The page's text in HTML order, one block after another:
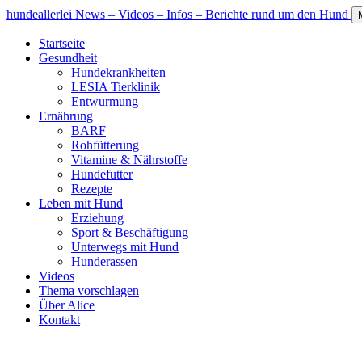
hundeallerlei News – Videos – Infos – Berichte rund um den Hund
Startseite
Gesundheit
Hundekrankheiten
LESIA Tierklinik
Entwurmung
Ernährung
BARF
Rohfütterung
Vitamine & Nährstoffe
Hundefutter
Rezepte
Leben mit Hund
Erziehung
Sport & Beschäftigung
Unterwegs mit Hund
Hunderassen
Videos
Thema vorschlagen
Über Alice
Kontakt